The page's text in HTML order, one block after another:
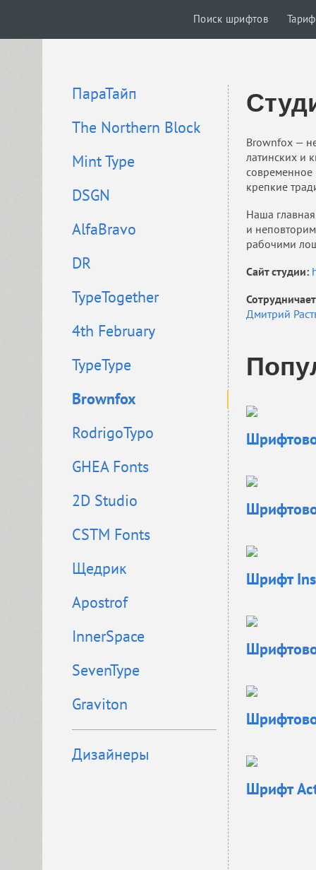
Поиск шрифтов
ПараТайп
The Northern Block
Mint Type
DSGN
AlfaBravo
DR
TypeTogether
4th February
TypeType
Brownfox
RodrigoTypo
GHEA Fonts
2D Studio
CSTM Fonts
Щедрик
Apostrof
InnerSpace
SevenType
Graviton
Дизайнеры
Brownfox —
латинских и
современное
крепкие
Наша
и
рабочими
Сайт студии:
Дмитрий
Шрифт
Шрифт